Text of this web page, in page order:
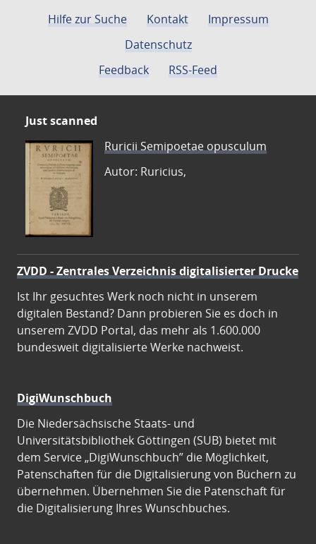
Hilfe zur Suche Kontakt
Impressum
Datenschutz
Feedback
RSS-Feed
Just scanned
Ruricii Semipoetae opusculum
Autor: Ruricius,
ZVDD - Zentrales Verzeichnis digitalisierter Drucke
Ist Ihr gesuchtes Werk noch nicht in unserem
digitalen Bestand? Dann probieren Sie es doch in
unserem ZVDD Portal, das mehr als 1.600.000
bundesweit digitalisierte Werke nachweist.
DigiWunschbuch
Die Niedersächsische Staats- und
Universitätsbibliothek Göttingen (SUB) bietet mit
dem Service „DigiWunschbuch” die Möglichkeit,
Patenschaften für die Digitalisierung von Büchern zu
übernehmen. Übernehmen Sie die Patenschaft für
die Digitalisierung Ihres Wunschbuches.